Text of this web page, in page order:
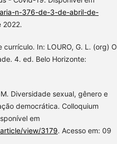
n-376-de-3-de-abril-de-
2022.
In: LOURO, G. L. (org) O
4. ed. Belo Horizonte:
M. Diversidade sexual, gênero e
democrática. Colloquium
em
view/3179. Acesso em: 09